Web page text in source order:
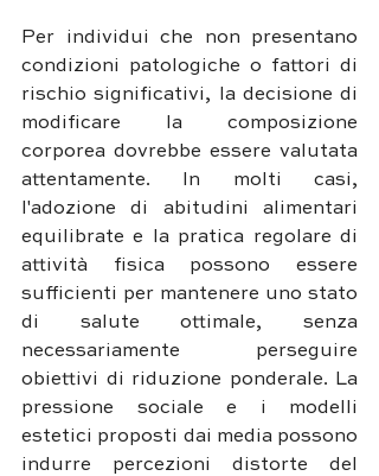
Per individui che non presentano
condizioni patologiche o fattori di
rischio significativi, la decisione di
modificare la composizione
corporea dovrebbe essere valutata
attentamente. In molti casi,
l'adozione di abitudini alimentari
equilibrate e la pratica regolare di
attività fisica possono essere
sufficienti per mantenere uno stato
di salute ottimale, senza
necessariamente perseguire
obiettivi di riduzione ponderale. La
pressione sociale e i modelli
estetici proposti dai media possono
indurre percezioni distorte del